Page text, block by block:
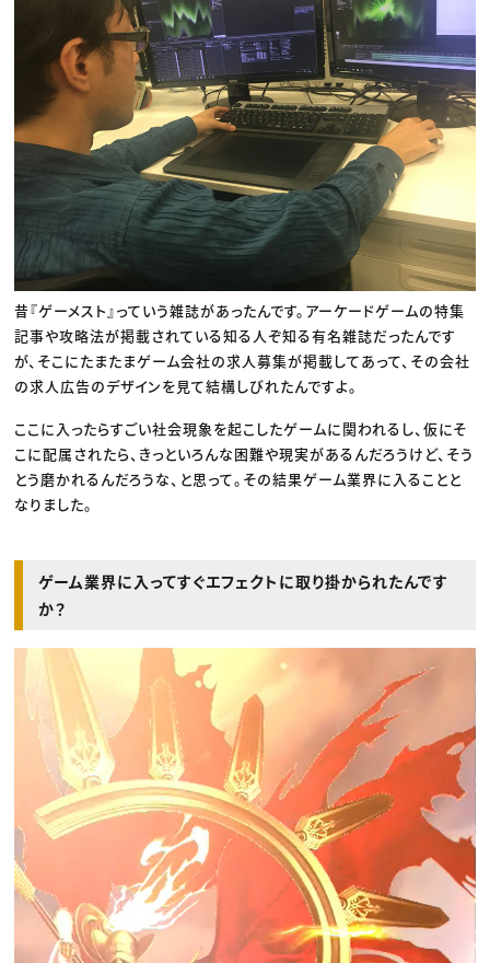
昔『ゲーメスト』っていう雑誌があったんです。アーケードゲームの特集
記事や攻略法が掲載されている知る人ぞ知る有名雑誌だったんです
が、そこにたまたまゲーム会社の求人募集が掲載してあって、その会社
の求人広告のデザインを見て結構しびれたんですよ。
ここに入ったらすごい社会現象を起こしたゲームに関われるし、仮にそ
こに配属されたら、きっといろんな困難や現実があるんだろうけど、そう
とう磨かれるんだろうな、と思って。その結果ゲーム業界に入ることと
なりました。
ゲーム業界に入ってすぐエフェクトに取り掛かられたんです
か？